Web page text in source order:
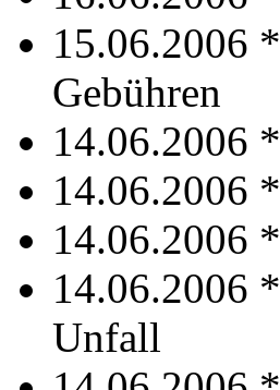
15.06.2006 *
Gebühren
14.06.2006 *
14.06.2006 *
14.06.2006 *
14.06.2006 *
Unfall